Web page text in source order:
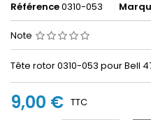
Référence0310-053
Note
Tête rotor 0310-053 pour Bell
9,00 € TTC